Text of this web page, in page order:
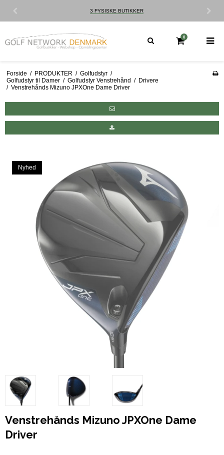
0
Forside / PRODUKTER / Golfudstyr /
Golfudstyr til Damer / Golfudstyr Venstrehånd / Drivere
/ Venstrehånds Mizuno JPXOne Dame Driver
Nyhed
Venstrehånds Mizuno JPXOne Dame
Driver